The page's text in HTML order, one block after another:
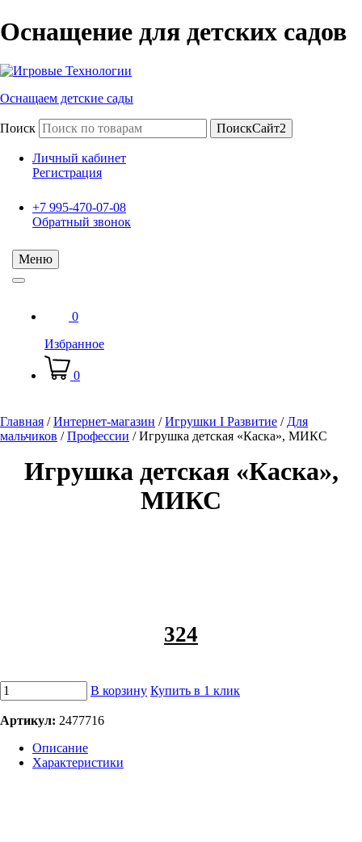
Оснащение для детских садов
Оснащаем детские сады
Поиск ПоискСайт2
Личный кабинет
Регистрация
+7 995-470-07-08
Обратный звонок
Меню
0
Избранное
0
Главная /Интернет-магазин /Игрушки I Развитие / Для
мальчиков /Профессии /Игрушка детская «Каска», МИКС
Игрушка детская «Каска»,
МИКС
324
В корзину Купить в 1 клик
Артикул: 2477716
Описание
Характеристики